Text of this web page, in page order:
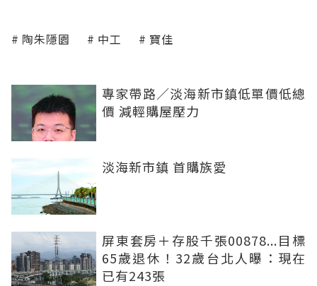
陶朱隱園 中工 寶佳
專家帶路／淡海新市鎮低單價低總
價 減輕購屋壓力
淡海新市鎮 首購族愛
屏東套房＋存股千張00878...目標
65歲退休！32歲台北人曝：現在
已有243張